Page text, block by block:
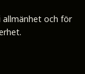
allmänhet och för